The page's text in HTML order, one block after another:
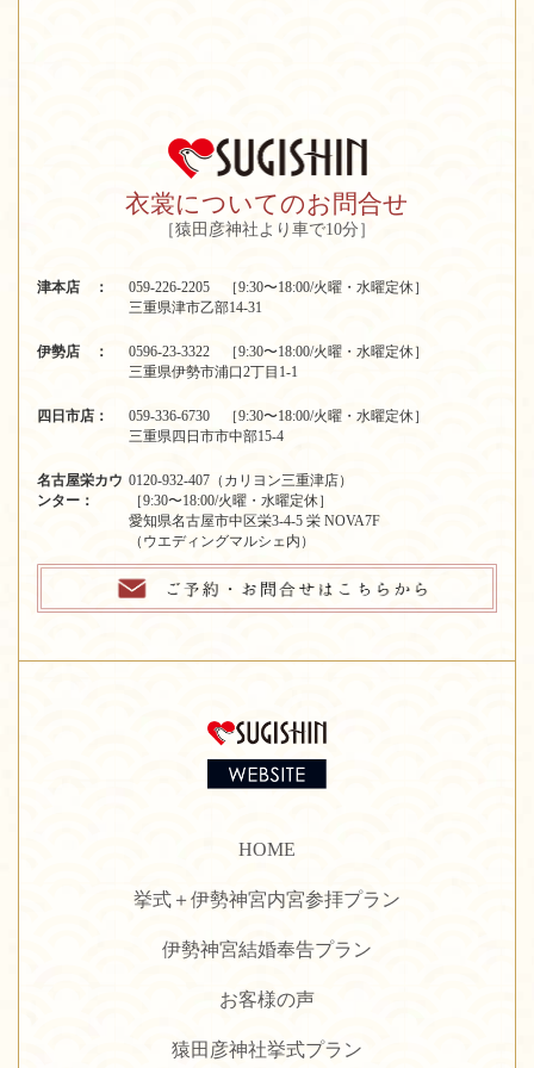
衣裳についてのお問合せ
［猿田彦神社より車で10分］
津本店 ：
059-226-2205 ［9:30〜18:00/火曜・水曜定休］
三重県津市乙部14-31
伊勢店 ：
0596-23-3322 ［9:30〜18:00/火曜・水曜定休］
三重県伊勢市浦口2丁目1-1
四日市店：
059-336-6730 ［9:30〜18:00/火曜・水曜定休］
三重県四日市市中部15-4
名古屋栄カウ
ンター：
0120-932-407（カリヨン三重津店）
［9:30〜18:00/火曜・水曜定休］
愛知県名古屋市中区栄3-4-5 栄 NOVA7F
（ウエディングマルシェ内）
HOME
挙式＋伊勢神宮内宮参拝プラン
伊勢神宮結婚奉告プラン
お客様の声
猿田彦神社挙式プラン